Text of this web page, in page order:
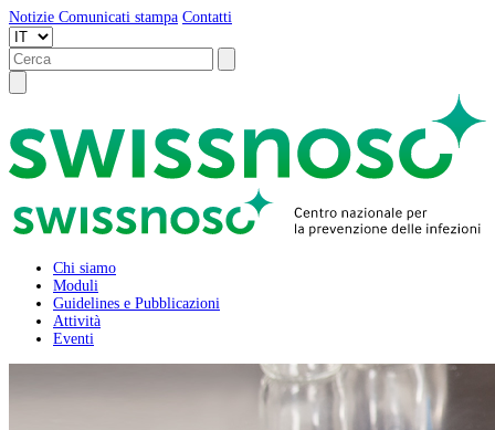
Notizie Comunicati stampa Contatti
Chi siamo
Moduli
Guidelines e Pubblicazioni
Attività
Eventi